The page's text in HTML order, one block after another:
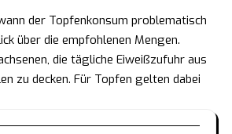
der Topfenkonsum problematisch
über die empfohlenen Mengen.
die tägliche Eiweißzufuhr aus
zu decken. Für Topfen gelten dabei